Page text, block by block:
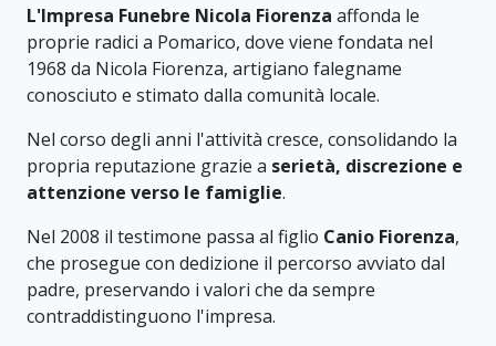
L'Impresa Funebre Nicola Fiorenza affonda le
proprie radici a Pomarico, dove viene fondata nel
1968 da Nicola Fiorenza, artigiano falegname
conosciuto e stimato dalla comunità locale.
Nel corso degli anni l'attività cresce, consolidando la
propria reputazione grazie a serietà, discrezione e
attenzione verso le famiglie.
Nel 2008 il testimone passa al figlio Canio Fiorenza,
che prosegue con dedizione il percorso avviato dal
padre, preservando i valori che da sempre
contraddistinguono l'impresa.